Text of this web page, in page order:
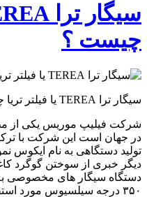
چیست ؟
سیگار ترا TEREA یا فیلتر تریا چیست ؟
شرکت فیلیپ موریس یکی از
در جهان است این شرکت با
تولید دستگاهی به نام ایکوس
دیگر خبری از سوختن گوگرد
دستگاه سیگار های مخصوصی
۳۵۰ درجه سیلسیوس مورد استفاده قرار میگیرند.